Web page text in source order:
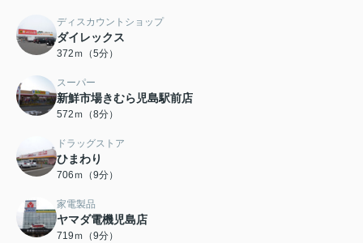
ディスカウントショップ
ダイレックス
372ｍ（5分）
スーパー
新鮮市場きむら児島駅前店
572ｍ（8分）
ドラッグストア
ひまわり
706ｍ（9分）
家電製品
ヤマダ電機児島店
719ｍ（9分）